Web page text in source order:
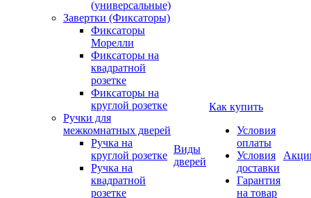
(универсальные)
Завертки (Фиксаторы)
Фиксаторы
Морелли
Фиксаторы на
квадратной
розетке
Фиксаторы на
круглой розетке
Ручки для
межкомнатных дверей
Ручка на
круглой розетке
Ручка на
квадратной
розетке
Виды
дверей
Как купить
Условия
оплаты
Условия
доставки
Гарантия
на товар